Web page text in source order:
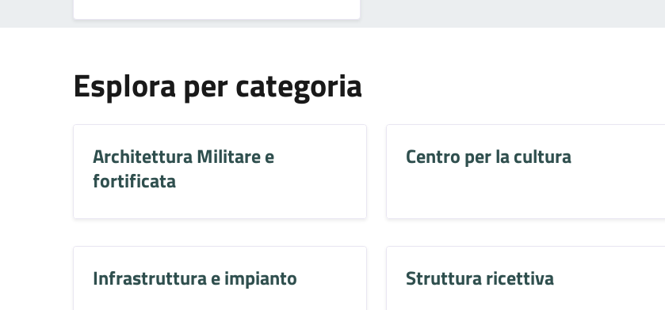
Esplora per categoria
Architettura Militare e
fortificata
Centro per la cultura
Infrastruttura e impianto Struttura ricettiva